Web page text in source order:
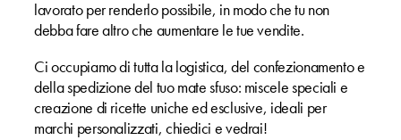
lavorato per renderlo possibile, in modo che tu non
debba fare altro che aumentare le tue vendite.
Ci occupiamo di tutta la logistica, del confezionamento e
della spedizione del tuo mate sfuso: miscele speciali e
creazione di ricette uniche ed esclusive, ideali per
marchi personalizzati, chiedici e vedrai!